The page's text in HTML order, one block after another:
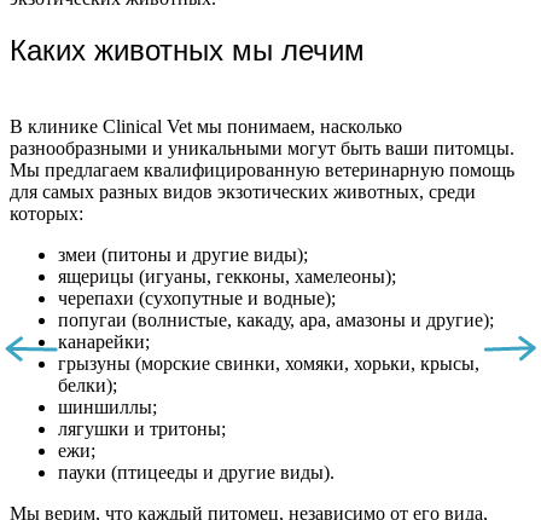
Каких животных мы лечим
В клинике Clinical Vet мы понимаем, насколько
разнообразными и уникальными могут быть ваши питомцы.
Мы предлагаем квалифицированную ветеринарную помощь
для самых разных видов экзотических животных, среди
которых:
змеи (питоны и другие виды);
ящерицы (игуаны, гекконы, хамелеоны);
черепахи (сухопутные и водные);
попугаи (волнистые, какаду, ара, амазоны и другие);
канарейки;
грызуны (морские свинки, хомяки, хорьки, крысы,
белки);
шиншиллы;
лягушки и тритоны;
ежи;
пауки (птицееды и другие виды).
Мы верим, что каждый питомец, независимо от его вида,